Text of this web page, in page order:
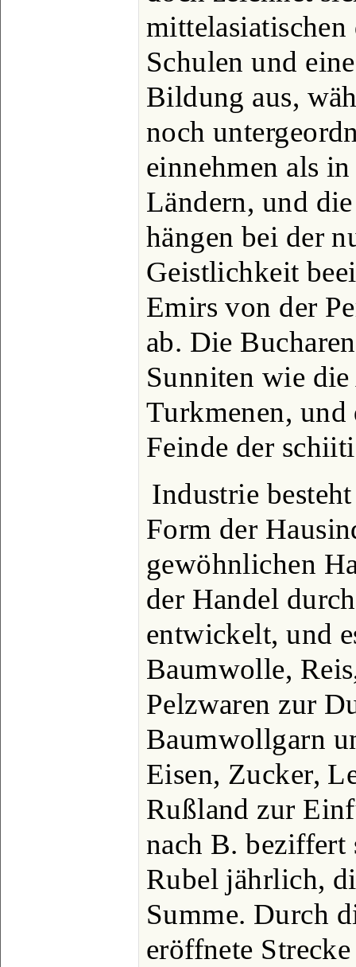
Schulen und
Bildung aus,
noch
einnehmen als
Ländern, und
hängen bei der
Geistlichkeit
Emirs von der
ab. Die
Sunniten wie
Turkmenen, und
Feinde der
Industrie
Form der
gewöhnlichen
der Handel
entwickelt, und
Baumwolle,
Pelzwaren zur
Baumwollgarn
Eisen, Zucker,
Rußland zur
nach B.
Rubel jährlich,
Summe. Durch
eröffnete